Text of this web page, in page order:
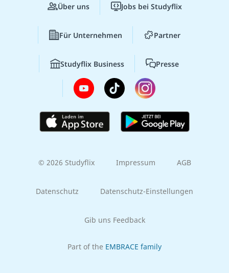
Über uns Jobs bei Studyflix
Für Unternehmen Partner
Studyflix Business Presse
© 2026 Studyflix Impressum AGB
Datenschutz Datenschutz-Einstellungen
Gib uns Feedback
Part of the EMBRACE family